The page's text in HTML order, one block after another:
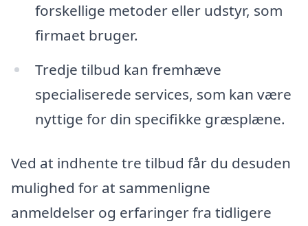
forskellige metoder eller udstyr, som
firmaet bruger.
Tredje tilbud kan fremhæve
specialiserede services, som kan være
nyttige for din specifikke græsplæne.
Ved at indhente tre tilbud får du desuden
mulighed for at sammenligne
anmeldelser og erfaringer fra tidligere